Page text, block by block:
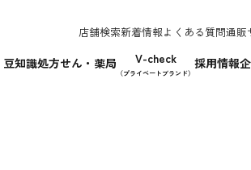
店舗検索新着情報よくある質問通販
知識処方せん・薬局 V-check
（プライベートブランド）
採用情報